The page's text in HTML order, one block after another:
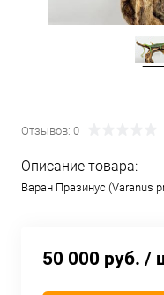
Отзывов: 0
Описание товара:
Варан Празинус (Varanus
50 000 руб. /